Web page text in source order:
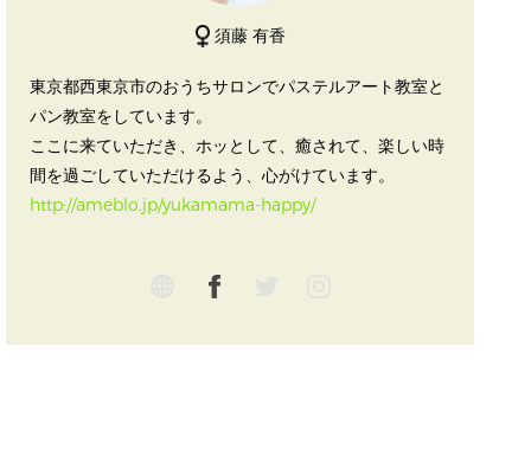
須藤 有香
東京都西東京市のおうちサロンでパステルアート教室と
パン教室をしています。
ここに来ていただき、ホッとして、癒されて、楽しい時
間を過ごしていただけるよう、心がけています。
http://ameblo.jp/yukamama-happy/